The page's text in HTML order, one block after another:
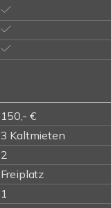
150,- €
3 Kaltmieten
2
Freiplatz
1